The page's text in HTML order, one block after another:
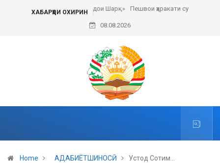
ХАБАРҲОИ ОХИРИН Пешвои ҳаракати сулҳи ҷаҳонӣ
08.08.2026
Home АДАБИЁТШИНОСӢ Устод Сотим…